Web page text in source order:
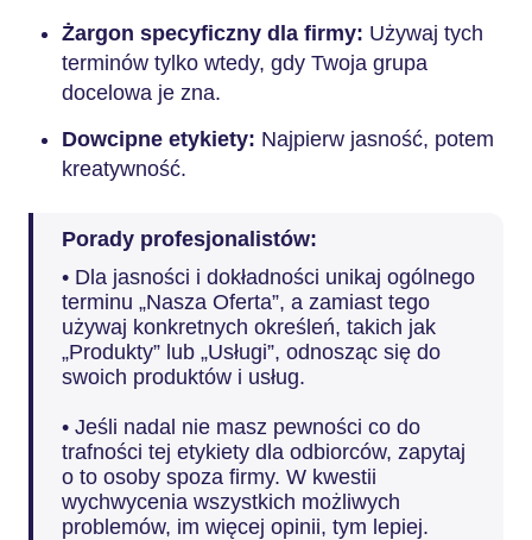
Żargon specyficzny dla firmy: Używaj tych
terminów tylko wtedy, gdy Twoja grupa
docelowa je zna.
Dowcipne etykiety: Najpierw jasność, potem
kreatywność.
Porady profesjonalistów:
• Dla jasności i dokładności unikaj ogólnego
terminu „Nasza Oferta”, a zamiast tego
używaj konkretnych określeń, takich jak
„Produkty” lub „Usługi”, odnosząc się do
swoich produktów i usług.
• Jeśli nadal nie masz pewności co do
trafności tej etykiety dla odbiorców, zapytaj
o to osoby spoza firmy. W kwestii
wychwycenia wszystkich możliwych
problemów, im więcej opinii, tym lepiej.